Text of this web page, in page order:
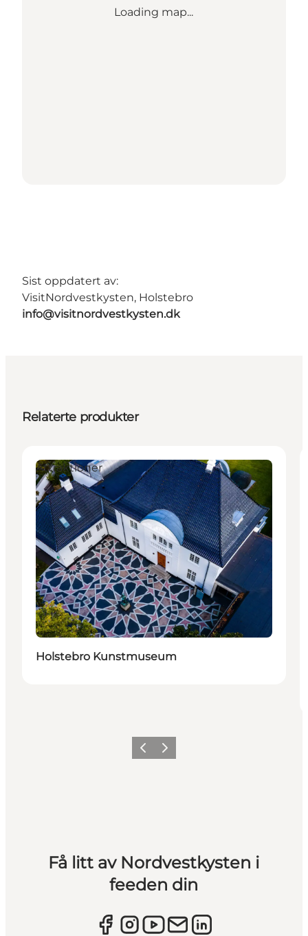
Loading map...
Sist oppdatert av:
VisitNordvestkysten, Holstebro
info@visitnordvestkysten.dk
Relaterte produkter
Attraktioner
Holstebro Kunstmuseum
ForrigeNeste
Få litt av Nordvestkysten i
feeden din